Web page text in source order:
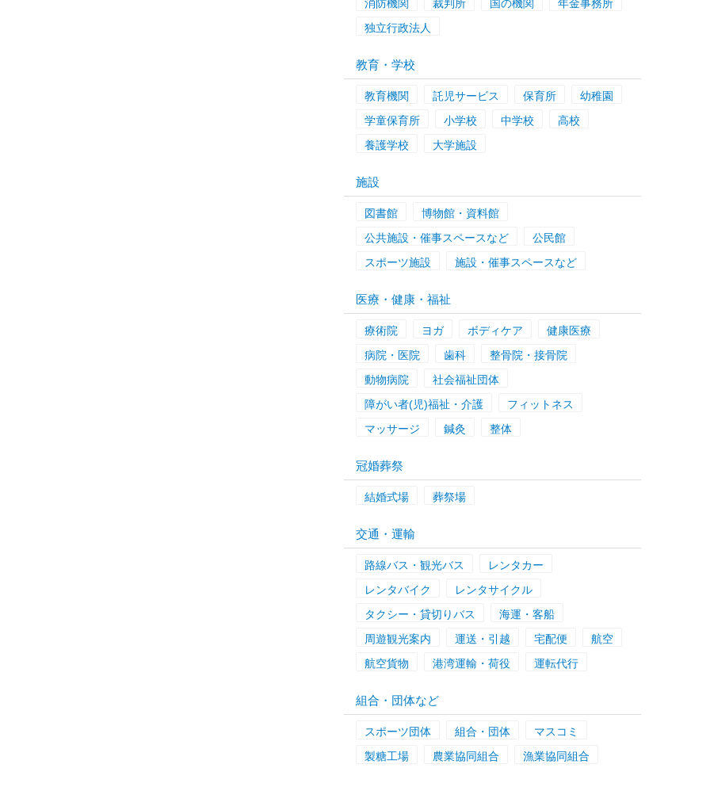
消防機関
裁判所 国の機関
年金事務所
独立行政法人
教育・学校
教育機関 託児サービス 保育所
幼稚園
学童保育所
小学校 中学校
高校
養護学校
大学施設
施設
図書館
博物館・資料館
公共施設・催事スペースなど
公民館
スポーツ施設
施設・催事スペースなど
医療・健康・福祉
療術院 ヨガ ボディケア
健康医療
病院・医院
歯科
整骨院・接骨院
動物病院
社会福祉団体
障がい者(児)福祉・介護
フィットネス
マッサージ
鍼灸 整体
冠婚葬祭
結婚式場 葬祭場
交通・運輸
路線バス・観光バス
レンタカー
レンタバイク
レンタサイクル
タクシー・貸切りバス
海運・客船
周遊観光案内
運送・引越 宅配便
航空
航空貨物
港湾運輸・荷役 運転代行
組合・団体など
スポーツ団体 組合・団体
マスコミ
製糖工場
農業協同組合 漁業協同組合